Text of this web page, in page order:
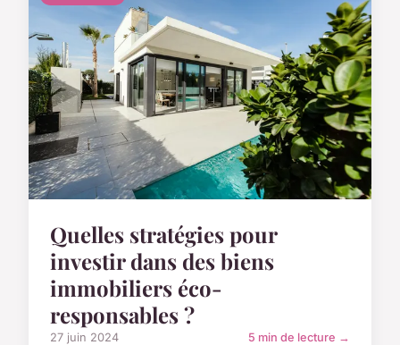
Quelles stratégies pour
investir dans des biens
immobiliers éco-
responsables ?
27 juin 2024 5 min de lecture →